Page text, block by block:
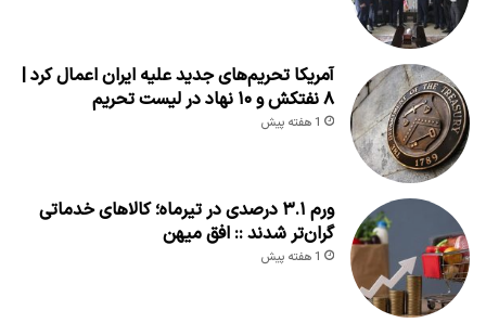
آمریکا تحریم‌های جدید علیه ایران اعمال کرد |
۸ نفتکش و ۱۰ نهاد در لیست تحریم
1 هفته پیش
ورم ۳.۱ درصدی در تیرماه؛ کالاهای خدماتی
گران‌تر شدند :: افق میهن
1 هفته پیش